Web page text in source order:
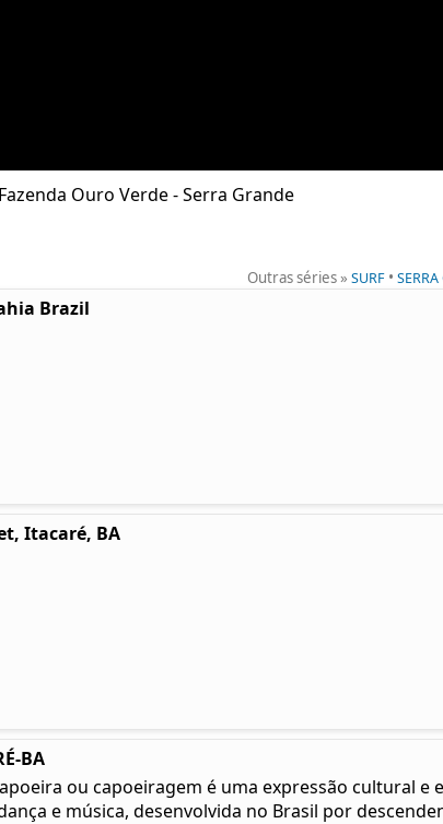
Ouro Verde - Serra Grande
Outras séries »SURF •
Brazil
Itacaré, BA
BA
ou capoeiragem é uma expressão cultural
e música, desenvolvida no Brasil por